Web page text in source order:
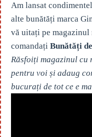
Am lansat
alte bunătăți marca
vă uitați pe magazinul
comandați Bunătăți
Răsfoiți magazinul cu
pentru voi și adaug
bucurați de tot ce e